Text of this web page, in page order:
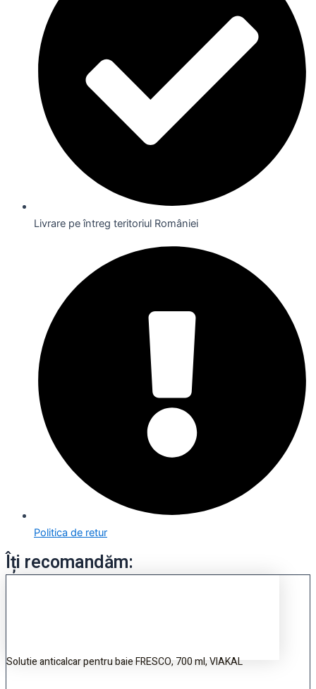
Livrare pe întreg teritoriul României
Politica de retur
Îți recomandăm:
Solutie anticalcar pentru baie FRESCO, 700 ml, VIAKAL